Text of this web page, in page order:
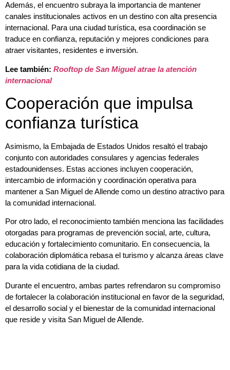
Además, el encuentro subraya la importancia de mantener
canales institucionales activos en un destino con alta presencia
internacional. Para una ciudad turística, esa coordinación se
traduce en confianza, reputación y mejores condiciones para
atraer visitantes, residentes e inversión.
Lee también: Rooftop de San Miguel atrae la atención
internacional
Cooperación que impulsa
confianza turística
Asimismo, la Embajada de Estados Unidos resaltó el trabajo
conjunto con autoridades consulares y agencias federales
estadounidenses. Estas acciones incluyen cooperación,
intercambio de información y coordinación operativa para
mantener a San Miguel de Allende como un destino atractivo para
la comunidad internacional.
Por otro lado, el reconocimiento también menciona las facilidades
otorgadas para programas de prevención social, arte, cultura,
educación y fortalecimiento comunitario. En consecuencia, la
colaboración diplomática rebasa el turismo y alcanza áreas clave
para la vida cotidiana de la ciudad.
Durante el encuentro, ambas partes refrendaron su compromiso
de fortalecer la colaboración institucional en favor de la seguridad,
el desarrollo social y el bienestar de la comunidad internacional
que reside y visita San Miguel de Allende.